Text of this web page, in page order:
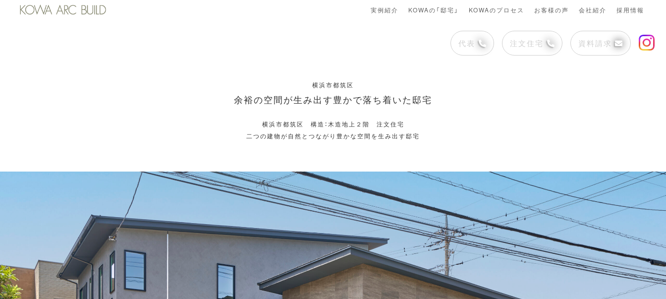
実例紹介 KOWAの「邸宅」 KOWAのプロセス お客様の声 会社紹介 採用情報
代表 注文住宅 資料請求
横浜市都筑区
余裕の空間が生み出す豊かで落ち着いた邸宅
横浜市都筑区 構造：木造地上２階 注文住宅
二つの建物が自然とつながり豊かな空間を生み出す邸宅